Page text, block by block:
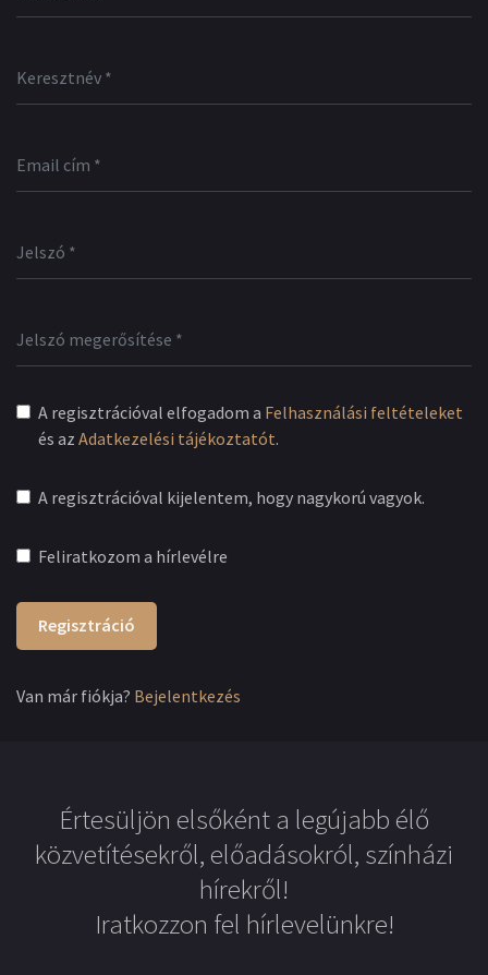
A regisztrációval elfogadom a Felhasználási feltételeket
és az Adatkezelési tájékoztatót.
A regisztrációval kijelentem, hogy nagykorú vagyok.
Feliratkozom a hírlevélre
Regisztráció
Van már fiókja? Bejelentkezés
Értesüljön elsőként a legújabb élő
közvetítésekről, előadásokról, színházi
hírekről!
Iratkozzon fel hírlevelünkre!